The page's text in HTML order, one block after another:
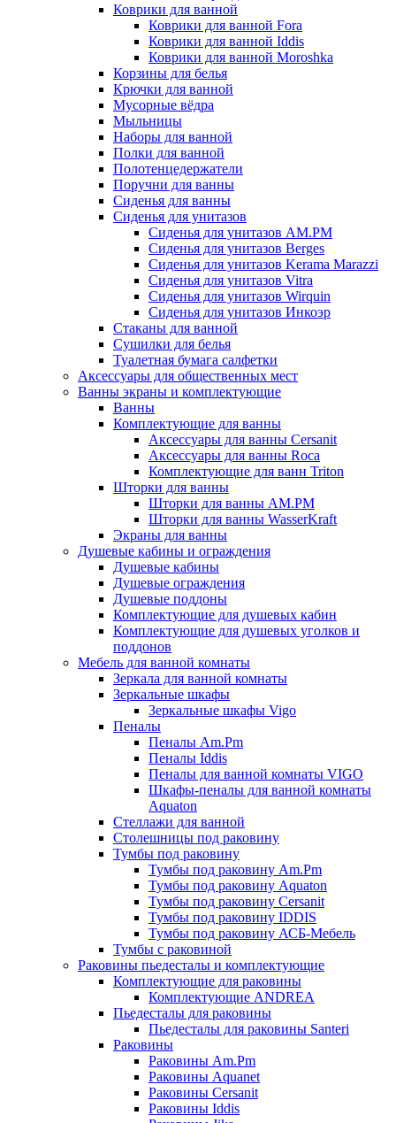
Коврики для ванной
Коврики для ванной Fora
Коврики для ванной Iddis
Коврики для ванной Moroshka
Корзины для белья
Крючки для ванной
Мусорные вёдра
Мыльницы
Наборы для ванной
Полки для ванной
Полотенцедержатели
Поручни для ванны
Сиденья для ванны
Сиденья для унитазов
Сиденья для унитазов AM.PM
Сиденья для унитазов Berges
Сиденья для унитазов Kerama Marazzi
Сиденья для унитазов Vitra
Сиденья для унитазов Wirquin
Сиденья для унитазов Инкоэр
Стаканы для ванной
Сушилки для белья
Туалетная бумага салфетки
Аксессуары для общественных мест
Ванны экраны и комплектующие
Ванны
Комплектующие для ванны
Аксессуары для ванны Cersanit
Аксессуары для ванны Roca
Комплектующие для ванн Triton
Шторки для ванны
Шторки для ванны AM.PM
Шторки для ванны WasserKraft
Экраны для ванны
Душевые кабины и ограждения
Душевые кабины
Душевые ограждения
Душевые поддоны
Комплектующие для душевых кабин
Комплектующие для душевых уголков и
поддонов
Мебель для ванной комнаты
Зеркала для ванной комнаты
Зеркальные шкафы
Зеркальные шкафы Vigo
Пеналы
Пеналы Am.Pm
Пеналы Iddis
Пеналы для ванной комнаты VIGO
Шкафы-пеналы для ванной комнаты
Aquaton
Стеллажи для ванной
Столешницы под раковину
Тумбы под раковину
Тумбы под раковину Am.Pm
Тумбы под раковину Aquaton
Тумбы под раковину Cersanit
Тумбы под раковину IDDIS
Тумбы под раковину АСБ-Мебель
Тумбы с раковиной
Раковины пьедесталы и комплектующие
Комплектующие для раковины
Комплектующие ANDREA
Пьедесталы для раковины
Пьедесталы для раковины Santeri
Раковины
Раковины Am.Pm
Раковины Aquanet
Раковины Cersanit
Раковины Iddis